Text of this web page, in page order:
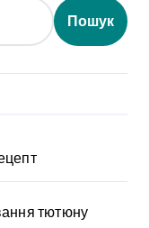
Пошук
тютюну